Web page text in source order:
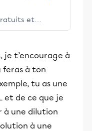
et
les élèves
je t’encourage à
feras à ton
tu as une
et de ce que je
à une dilution
à une